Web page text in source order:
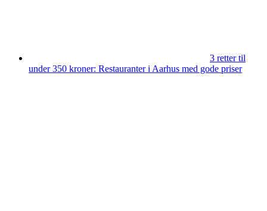
3 retter til
under 350 kroner: Restauranter i Aarhus med gode priser